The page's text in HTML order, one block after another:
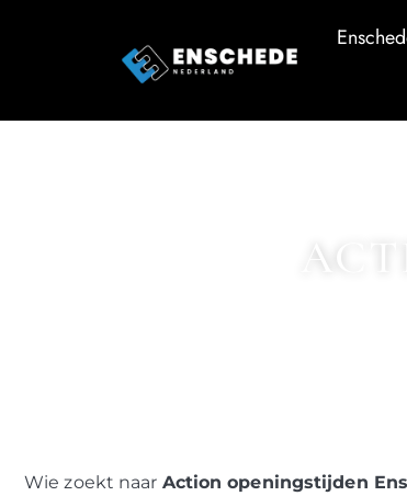
Wie zoekt naar Action openingstijden